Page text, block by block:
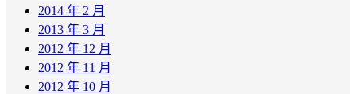
2014 年 2 月
2013 年 3 月
2012 年 12 月
2012 年 11 月
2012 年 10 月